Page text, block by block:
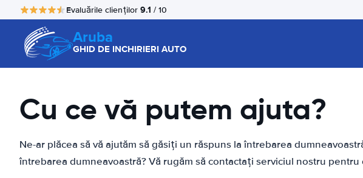
Evaluările clienților 9.1 / 10
Aruba
GHID DE INCHIRIERI AUTO
Cu ce vă putem ajuta?
Ne-ar plăcea să vă ajutăm să găsiți un răspuns la întrebarea
întrebarea dumneavoastră? Vă rugăm să contactați serviciul nostru pentru